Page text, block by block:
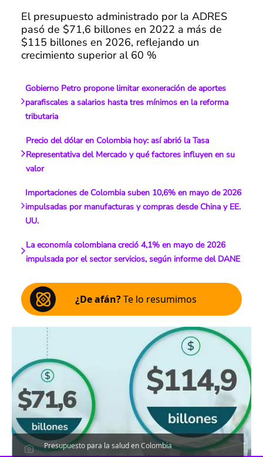
El presupuesto administrado por la ADRES
pasó de $71,6 billones en 2022 a más de
$115 billones en 2026, reflejando un
crecimiento superior al 60 %
Gobierno Petro propone limitar exoneración de aportes
parafiscales a salarios hasta tres mínimos en la reforma
tributaria
Precio del dólar en Colombia hoy: así abrió la Tasa
Representativa del Mercado y qué factores influyen en su
valor
Importaciones de Colombia suben 10,6% en mayo de 2026
impulsadas por manufacturas y compras desde China y EE.
UU.
La economía colombiana creció 4,1% en mayo de 2026
impulsada por el sector servicios, según informe del DANE
¿De afán?Te lo resumimos
Presupuesto para la salud en Colombia